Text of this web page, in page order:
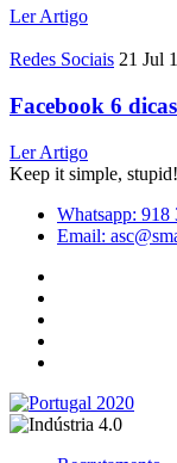
Ler Artigo
Redes Sociais 21 Jul
Facebook 6
Ler Artigo
Keep it simple, stupid!
Whatsapp: 918
Email: